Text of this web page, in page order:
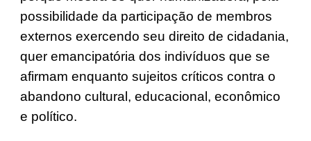
possibilidade da participação de membros
externos exercendo seu direito de cidadania,
quer emancipatória dos indivíduos que se
afirmam enquanto sujeitos críticos contra o
abandono cultural, educacional, econômico
e político.